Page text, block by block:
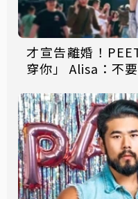
才宣告離婚！
穿你」 Alisa：不